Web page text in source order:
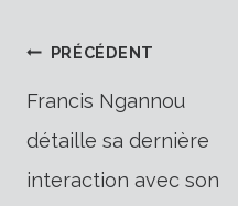
de
PRÉCÉDENT
Francis Ngannou
détaille sa dernière
interaction avec son